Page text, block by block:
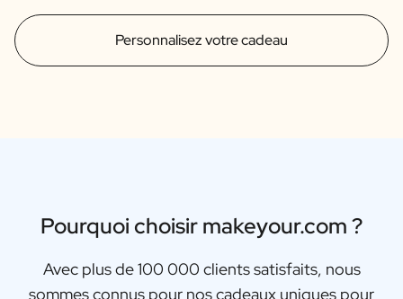
Personnalisez votre cadeau
Pourquoi choisir makeyour.com ?
Avec plus de 100 000 clients satisfaits, nous
sommes connus pour nos cadeaux uniques pour